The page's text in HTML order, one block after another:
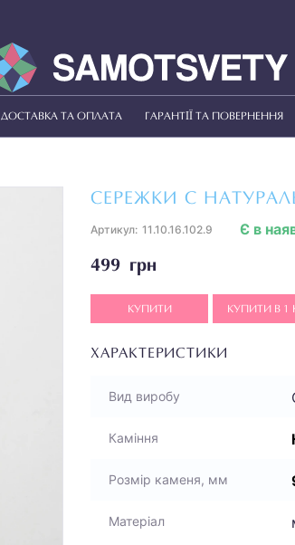
ДОСТАВКА ТА ОПЛАТА ГАРАНТІЇ ТА ПОВЕРНЕННЯ
СЕРЕЖКИ С
Артикул: 11.10.16.102.9
499 грн
Є в
КУПИТИ КУПИТИ В 1
ХАРАКТЕРИСТИКИ
Вид виробу
Каміння
Розмір каменя, мм
Матеріал